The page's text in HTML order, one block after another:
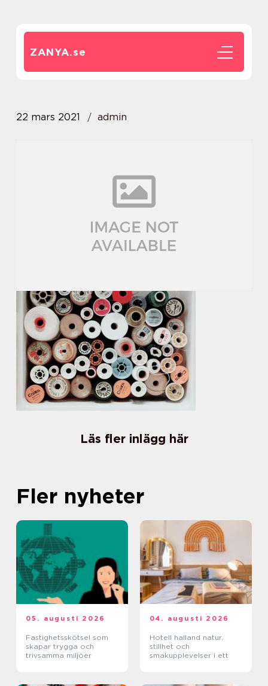
ZANYA.se
22 mars 2021 admin
Läs fler inlägg här
Fler nyheter
05. augusti 2026
Fastighetsskötsel som
skapar trygga och
trivsamma miljöer
04. augusti 2026
Hotell halland natur,
stillhet och
smakupplevelser i ett